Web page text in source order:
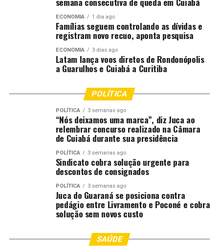
favorecer sistemas mais resilientes, com melhor
estrutura de solo, maior retenção de água e menor
dependência de insumos — fatores que reduzem custos e
Do lado do consumidor, o novo selo funciona como um
garantindo que o produto não apenas não degrada, mas
contribui para restaurar os recursos naturais utilizados
na produção. O movimento acompanha tendências
globais, em que empresas e governos têm buscado
cadeias com menor impacto climático e práticas capazes
de regenerar áreas produtivas.
Produtores interessados na certificação devem
encaminhar requerimento ao IMA com a documentação
de posse e identificação da propriedade. A avaliação leva
em conta critérios que já integram o Certifica Minas,
uso racional da água,conservação do solo
dos parâmetros específicos da agricultura regenerativa.
ECONOMIA 1 dia ago
Famílias seguem controlando as dívidas e
registram novo recuo, aponta pesquisa
ECONOMIA 3 dias ago
Latam lança voos diretos de Rondonópolis
a Guarulhos e Cuiabá a Curitiba
POLÍTICA
POLÍTICA 3 semanas ago
“Nós deixamos uma marca”, diz Juca ao
relembrar concurso realizado na Câmara
de Cuiabá durante sua presidência
POLÍTICA 3 semanas ago
Sindicato cobra solução urgente para
descontos de consignados
POLÍTICA 3 semanas ago
Juca do Guaraná se posiciona contra
pedágio entre Livramento e Poconé e cobra
solução sem novos custo
SAÚDE